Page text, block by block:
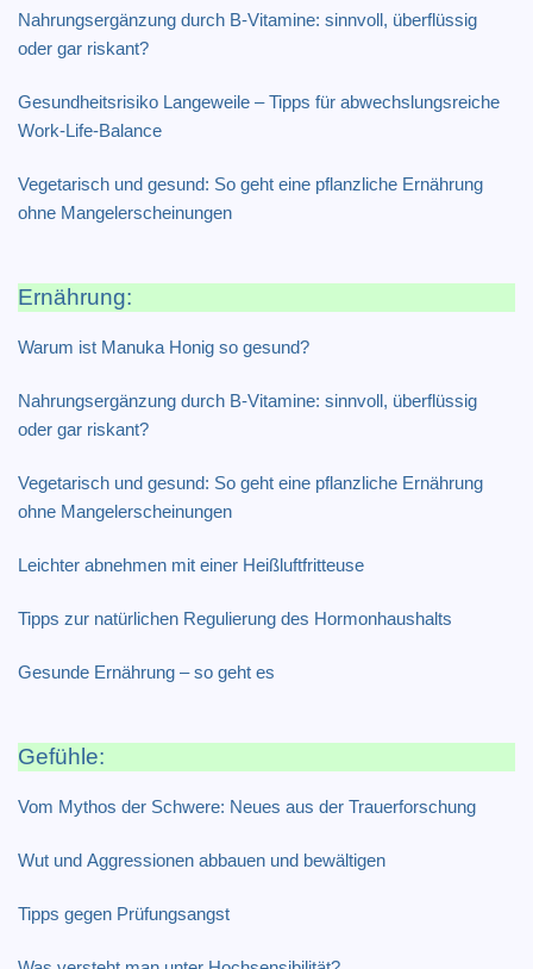
Nahrungsergänzung durch B-Vitamine: sinnvoll, überflüssig
oder gar riskant?
Gesundheitsrisiko Langeweile – Tipps für abwechslungsreiche
Work-Life-Balance
Vegetarisch und gesund: So geht eine pflanzliche Ernährung
ohne Mangelerscheinungen
Ernährung:
Warum ist Manuka Honig so gesund?
Nahrungsergänzung durch B-Vitamine: sinnvoll, überflüssig
oder gar riskant?
Vegetarisch und gesund: So geht eine pflanzliche Ernährung
ohne Mangelerscheinungen
Leichter abnehmen mit einer Heißluftfritteuse
Tipps zur natürlichen Regulierung des Hormonhaushalts
Gesunde Ernährung – so geht es
Gefühle:
Vom Mythos der Schwere: Neues aus der Trauerforschung
Wut und Aggressionen abbauen und bewältigen
Tipps gegen Prüfungsangst